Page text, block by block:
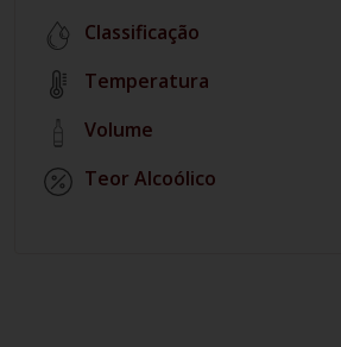
Classificação
Temperatura
Volume
Teor Alcoólico